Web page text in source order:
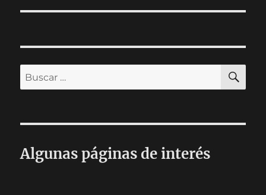
Buscar
por:
Algunas páginas de interés